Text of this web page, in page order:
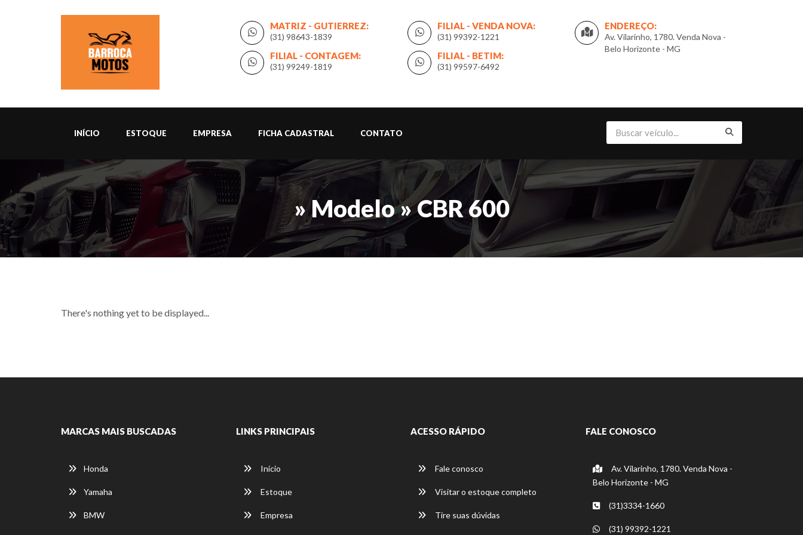
ENDEREÇO:
Av. Vilarinho, 1780. Venda Nova -
Belo Horizonte - MG
FILIAL - VENDA NOVA:
(31) 99392-1221
MATRIZ - GUTIERREZ:
(31) 98643-1839
FILIAL - BETIM:
(31) 99597-6492
FILIAL - CONTAGEM:
(31) 99249-1819
INÍCIO ESTOQUE EMPRESA FICHA CADASTRAL CONTATO
» Modelo » CBR 600
There's nothing yet to be displayed...
MARCAS MAIS BUSCADAS
Honda
Yamaha
BMW
LINKS PRINCIPAIS
Início
Estoque
Empresa
ACESSO RÁPIDO
Fale conosco
Visitar o estoque completo
Tire suas dúvidas
FALE CONOSCO
Av. Vilarinho, 1780. Venda Nova -
Belo Horizonte - MG
(31)3334-1660
(31) 99392-1221